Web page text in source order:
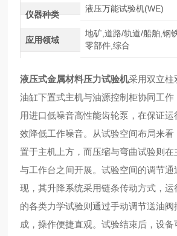
仪器种类
液压万能试验机(WE)
应用领域
地矿,道路/轨道/船舶,钢
零部件,综合
液压式金属材料压力试验机采用双立柱
油缸下置式主机与油源控制柜协同工
用进口低噪音高性能齿轮泵，在保证
效降低工作噪音。从试验空间布局来看
置于主机上方，而压缩与弯曲试验则在
与工作台之间开展。试验空间的调节通
现，其升降系统采用链条传动方式，
的各类力学试验则通过手动调节送油
成，操作便捷直观。试验结束后，设备